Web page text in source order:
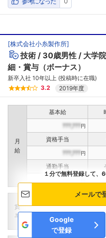
こちらの企業も
[株式会社小糸製作所]
技術 30歳男性 大学
細・賞与（ボーナス）
新卒入社 10年以上 (投稿時に在職)
3.2
2019年度
月
給
基本給
???,???円
資格手当
???,???円
通勤手当
賞
与
イン
???,???
１分で無料登録して、
メールで
Google
で登録